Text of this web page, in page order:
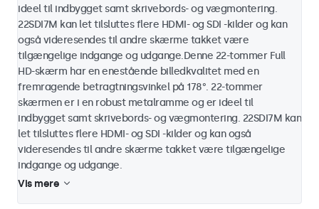
ideel til indbygget samt skrivebords- og vægmontering.
22SDI7M kan let tilsluttes flere HDMI- og SDI -kilder og kan
også videresendes til andre skærme takket være
tilgængelige indgange og udgange.Denne 22-tommer Full
HD-skærm har en enestående billedkvalitet med en
fremragende betragtningsvinkel på 178°. 22-tommer
skærmen er i en robust metalramme og er ideel til
indbygget samt skrivebords- og vægmontering. 22SDI7M kan
let tilsluttes flere HDMI- og SDI -kilder og kan også
videresendes til andre skærme takket være tilgængelige
indgange og udgange.
Vis mere